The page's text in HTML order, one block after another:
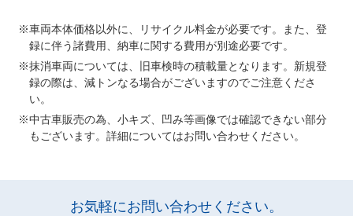
車両本体価格以外に、リサイクル料金が必要です。また、登
録に伴う諸費用、納車に関する費用が別途必要です。
抹消車両については、旧車検時の積載量となります。新規登
録の際は、減トンなる場合がございますのでご注意くださ
い。
中古車販売の為、小キズ、凹み等画像では確認できない部分
もございます。詳細についてはお問い合わせください。
お気軽にお問い合わせください。